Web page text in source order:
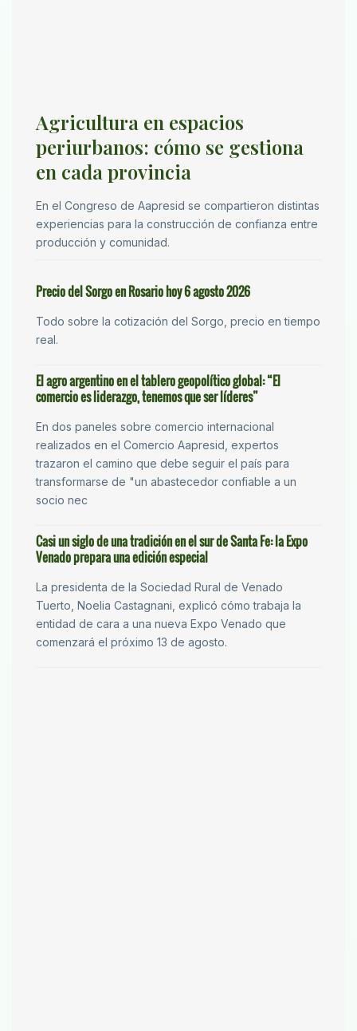
Agricultura en espacios
periurbanos: cómo se gestiona
en cada provincia
En el Congreso de Aapresid se compartieron distintas
experiencias para la construcción de confianza entre
producción y comunidad.
Precio del Sorgo en Rosario hoy 6 agosto 2026
Todo sobre la cotización del Sorgo, precio en tiempo
real.
El agro argentino en el tablero geopolítico global: “El
comercio es liderazgo, tenemos que ser líderes”
En dos paneles sobre comercio internacional
realizados en el Comercio Aapresid, expertos
trazaron el camino que debe seguir el país para
transformarse de "un abastecedor confiable a un
socio nec
Casi un siglo de una tradición en el sur de Santa Fe: la Expo
Venado prepara una edición especial
La presidenta de la Sociedad Rural de Venado
Tuerto, Noelia Castagnani, explicó cómo trabaja la
entidad de cara a una nueva Expo Venado que
comenzará el próximo 13 de agosto.